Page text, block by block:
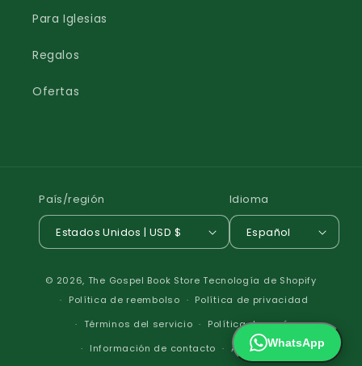
Para Iglesias
Regalos
Ofertas
País/región
Estados Unidos | USD $
Idioma
Español
de
© 2026, The Gospel Book Store Tecnología de Shopify
Política de reembolso
Política de privacidad
Términos del servicio
Política de envío
Información de contacto
Aviso legalWhatsApp